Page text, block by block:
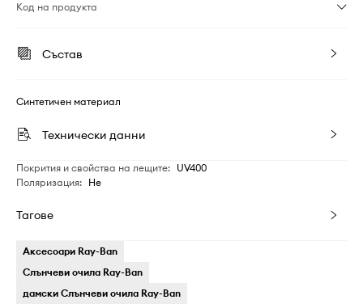
Код на продукта
Състав
Синтетичен материал
Технически данни
Покрития и свойства на лещите: UV400
Поляризация: Не
Тагове
Аксесоари Ray-Ban
Слънчеви очила Ray-Ban
дамски Слънчеви очила Ray-Ban